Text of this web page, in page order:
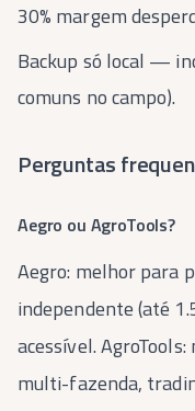
30% margem
Backup só local —
comuns no campo).
Perguntas
Aegro ou AgroTools?
Aegro: melhor para
independente (até
acessível.
multi-fazenda,